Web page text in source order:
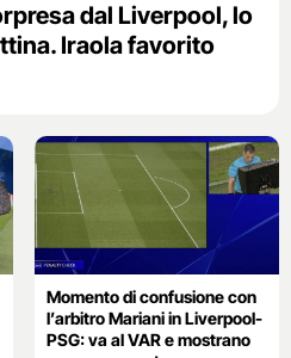
dal Liverpool, lo
Iraola favorito
Momento di confusione con
l’arbitro Mariani in Liverpool-
PSG: va al VAR e mostrano